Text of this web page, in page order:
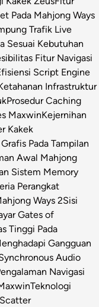
Pada Mahjong Ways
Trafik Live
Sesuai Kebutuhan
Fitur Navigasi
Script Engine
Infrastruktur
Prosedur Caching
MaxwinKejernihan
Kakek
Pada Tampilan
Awal Mahjong
Sistem Memory
Perangkat
Ways 2Sisi
Gates of
Tinggi Pada
Gangguan
Audio
Navigasi
Teknologi